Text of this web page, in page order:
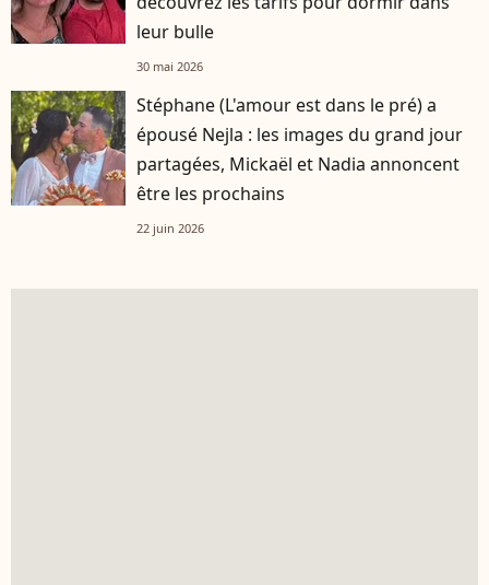
leur bulle
30 mai 2026
Stéphane (L'amour est dans le pré) a
épousé Nejla : les images du grand jour
partagées, Mickaël et Nadia annoncent
être les prochains
22 juin 2026